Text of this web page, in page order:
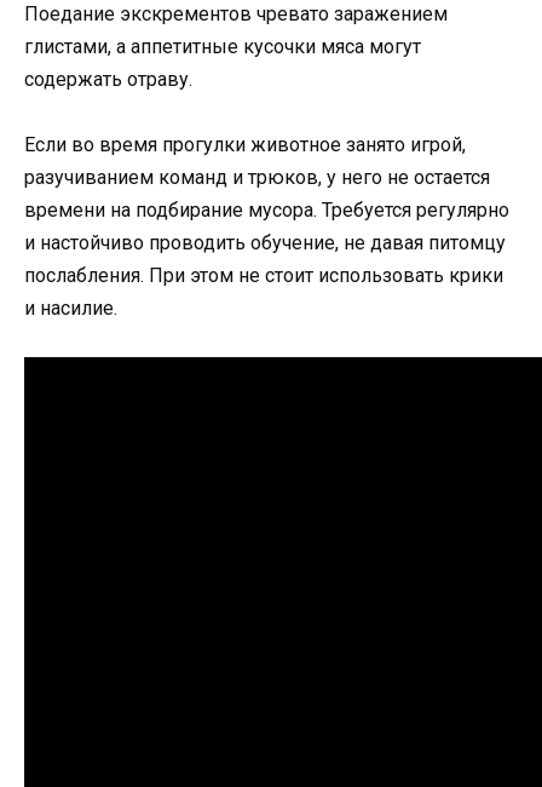
Поедание экскрементов чревато заражением
глистами, а аппетитные кусочки мяса могут
содержать отраву.
Если во время прогулки животное занято игрой,
разучиванием команд и трюков, у него не остается
времени на подбирание мусора. Требуется регулярно
и настойчиво проводить обучение, не давая питомцу
послабления. При этом не стоит использовать крики
и насилие.